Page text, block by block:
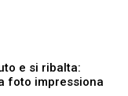
e si ribalta:
foto impressiona